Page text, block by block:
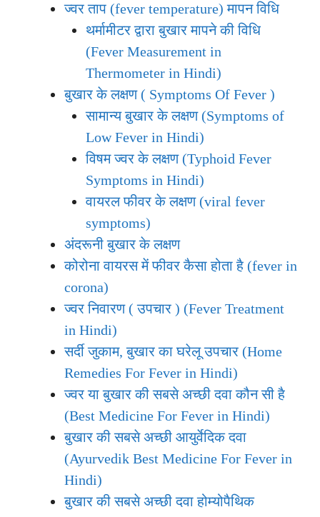
ज्वर ताप (fever temperature) मापन विधि
थर्मामीटर द्वारा बुखार मापने की विधि
(Fever Measurement in
Thermometer in Hindi)
बुखार के लक्षण ( Symptoms Of Fever )
सामान्य बुखार के लक्षण (Symptoms of
Low Fever in Hindi)
विषम ज्वर के लक्षण (Typhoid Fever
Symptoms in Hindi)
वायरल फीवर के लक्षण (viral fever
symptoms)
अंदरूनी बुखार के लक्षण
कोरोना वायरस में फीवर कैसा होता है (fever in
corona)
ज्वर निवारण ( उपचार ) (Fever Treatment
in Hindi)
सर्दी जुकाम, बुखार का घरेलू उपचार (Home
Remedies For Fever in Hindi)
ज्वर या बुखार की सबसे अच्छी दवा कौन सी है
(Best Medicine For Fever in Hindi)
बुखार की सबसे अच्छी आयुर्वेदिक दवा
(Ayurvedik Best Medicine For Fever in
Hindi)
बुखार की सबसे अच्छी दवा होम्योपैथिक